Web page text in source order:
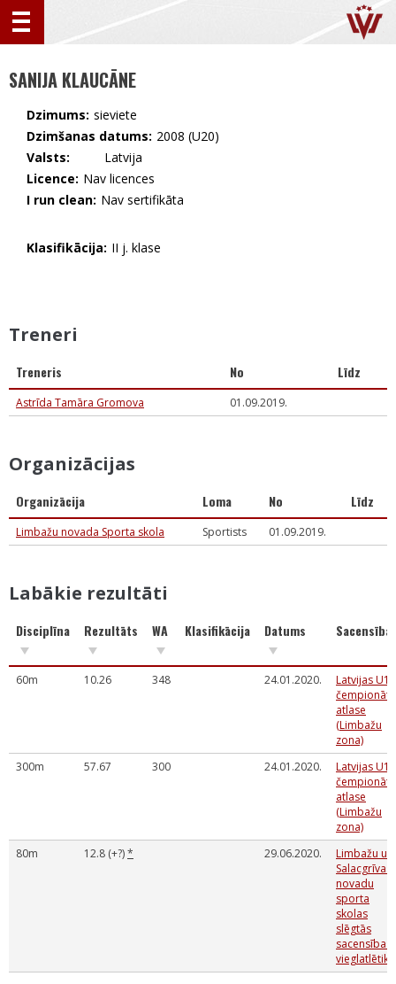
SANIJA KLAUCĀNE
Dzimums: sieviete
Dzimšanas datums: 2008 (U20)
Valsts:
🇱🇻 Latvija
Licence: Nav licences
I run clean: Nav sertifikāta
Klasifikācija: II j. klase
Treneri
Treneris No Līdz
Astrīda Tamāra Gromova 01.09.2019.
Organizācijas
Organizācija Loma No Līdz
Limbažu novada Sporta skola Sportists 01.09.2019.
Labākie rezultāti
Disciplīna Rezultāts WA Klasifikācija Datums
60m 10.26 348 24.01.2020.
Latvijas U14
čempionāta
atlase
(Limbažu
zona)
300m
57.67 300 24.01.2020.
Latvijas U14
čempionāta
atlase
(Limbažu
zona)
80m
12.8 (+?)* 29.06.2020.
Limbažu un
Salacgrīvas
novadu
sporta
skolas
slēgtās
sacensības
vieglatlētikā